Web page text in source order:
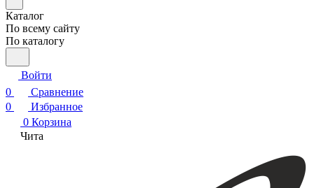
Каталог
По всему сайту
По каталогу
Войти
0
Сравнение
0
Избранное
0 Корзина
Чита